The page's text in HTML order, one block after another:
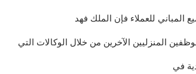
للعملاء فإن الملك فهد
المنزليين الآخرين من خلال الوكالات التي
في